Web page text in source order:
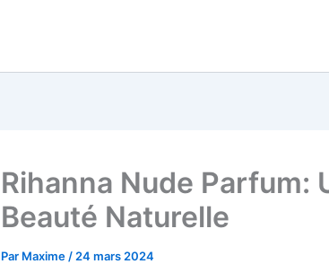
Rihanna Nude Parfum:
Beauté Naturelle
Par Maxime / 24 mars 2024